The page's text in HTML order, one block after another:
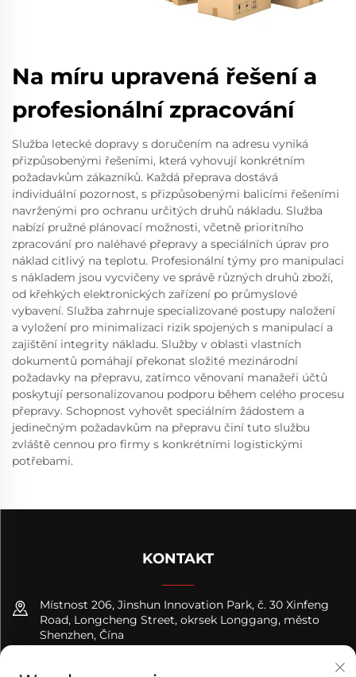
Na míru upravená řešení a
profesionální zpracování
Služba letecké dopravy s doručením na adresu vyniká
přizpůsobenými řešeními, která vyhovují konkrétním
požadavkům zákazníků. Každá přeprava dostává
individuální pozornost, s přizpůsobenými balicími řešeními
navrženými pro ochranu určitých druhů nákladu. Služba
nabízí pružné plánovací možnosti, včetně prioritního
zpracování pro naléhavé přepravy a speciálních úprav pro
náklad citlivý na teplotu. Profesionální týmy pro manipulaci
s nákladem jsou vycvičeny ve správě různých druhů zboží,
od křehkých elektronických zařízení po průmyslové
vybavení. Služba zahrnuje specializované postupy naložení
a vyložení pro minimalizaci rizik spojených s manipulací a
zajištění integrity nákladu. Služby v oblasti vlastních
dokumentů pomáhají překonat složité mezinárodní
požadavky na přepravu, zatímco věnovaní manažeři účtů
poskytují personalizovanou podporu během celého procesu
přepravy. Schopnost vyhovět speciálním žádostem a
jedinečným požadavkům na přepravu činí tuto službu
zvláště cennou pro firmy s konkrétními logistickými
potřebami.
KONTAKT
Místnost 206, Jinshun Innovation Park, č. 30 Xinfeng
Road, Longcheng Street, okrsek Longgang, město
Shenzhen, Čína